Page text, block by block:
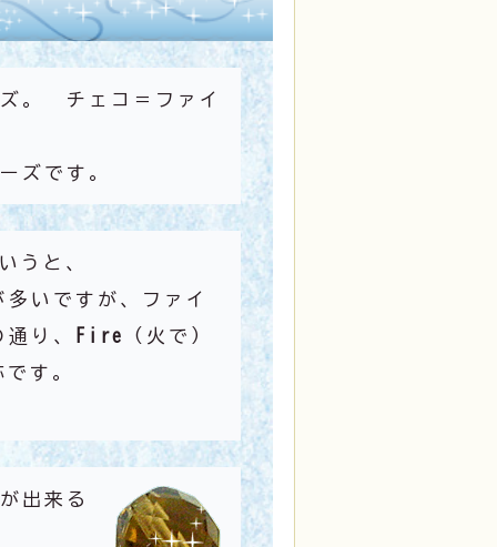
。 チェコ＝ファイ
ズです。
うと、
いですが、ファイ
り、
Fire
（火で）
です。
が出来る